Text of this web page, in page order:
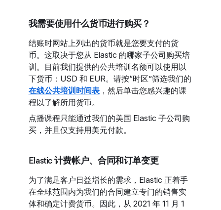
我需要使用什么货币进行购买？
结账时网站上列出的货币就是您要支付的货
币。这取决于您从 Elastic 的哪家子公司购买培
训。目前我们提供的公共培训名额可以使用以
下货币：USD 和 EUR。请按“时区”筛选我们的
在线公共培训时间表，然后单击您感兴趣的课
程以了解所用货币。
点播课程只能通过我们的美国 Elastic 子公司购
买，并且仅支持用美元付款。
Elastic 计费帐户、合同和订单变更
为了满足客户日益增长的需求，Elastic 正着手
在全球范围内为我们的合同建立专门的销售实
体和确定计费货币。因此，从 2021 年 11 月 1